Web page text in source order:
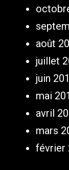
août
juillet
juin
mai
avril
mars
février